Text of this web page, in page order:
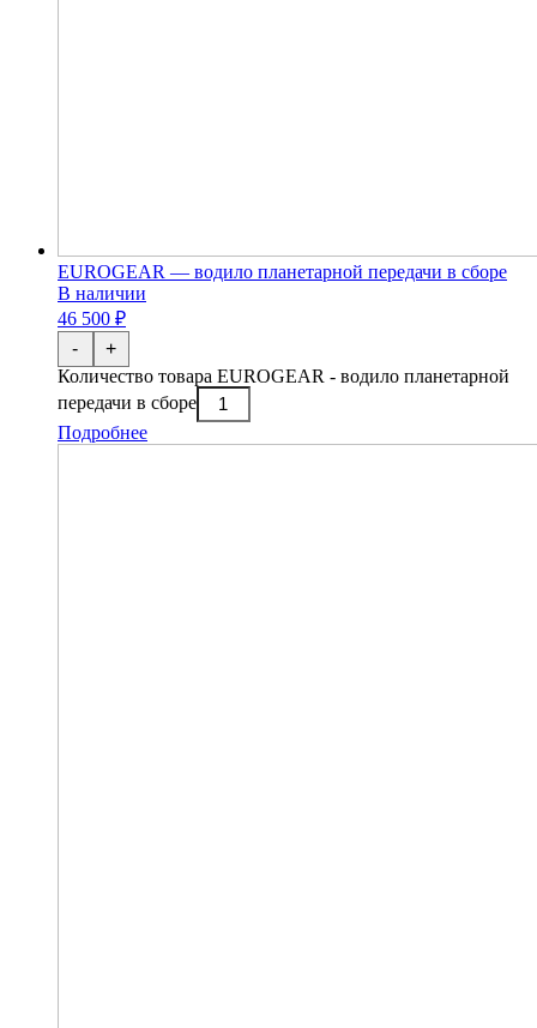
EUROGEAR — водило планетарной передачи в сборе
В наличии
46 500 ₽
-
Количество товара EUROGEAR - водило планетарной
передачи в сборе
+
Подробнее